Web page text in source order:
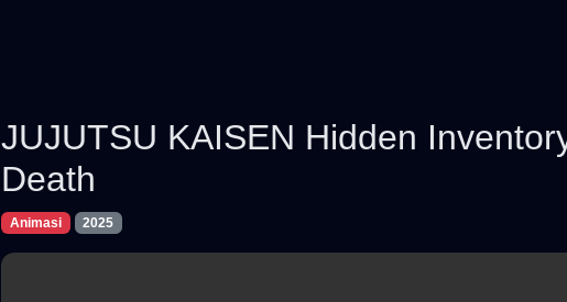
JUJUTSU KAISEN Hidden
Death
Animasi 2025